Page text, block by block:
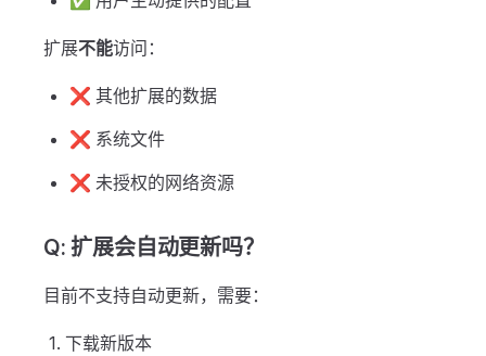
扩展不能访问：
❌ 其他扩展的数据
❌ 系统文件
❌ 未授权的网络资源
Q: 扩展会自动更新吗？
目前不支持自动更新，需要：
下载新版本